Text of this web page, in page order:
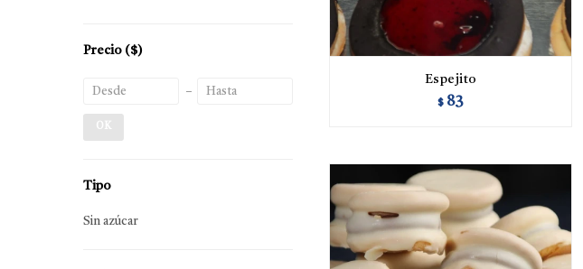
Espejito
$ 83
Precio ($)
OK
Tipo
Sin azúcar